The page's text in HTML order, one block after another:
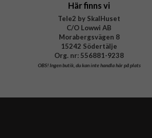
Här finns vi
Tele2 by SkalHuset
C/O Lowwi AB
Morabergsvägen 8
15242 Södertälje
Org. nr: 556881-9238
OBS!Ingen butik, du kan inte handla här på plats